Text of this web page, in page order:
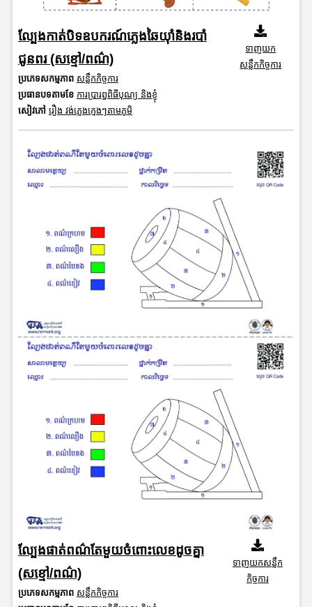
ល្បែងកាត់បិទឧបករណ៍ភ្លេងឆៃយ៉ាំនិងរបាំ
ជូនពរ (សខ្មៅ/ពណ៌)
ប្រភេទសកម្មភាព សន្លឹកកិច្ចការ
ប្រធានបទតាមខែ ការប្រារព្ធពិធីបុណ្យ និងខ្ញុំ
សៀវភៅ រឿង វង់ភ្លេងក្មេងៗតាមភូមិ
ទាញយក
សន្លឹកកិច្ចការ
ល្បែងផាត់ពណ៌តែមួយចំពោះលេខដូចគ្នា
(សខ្មៅ/ពណ៌)
ប្រភេទសកម្មភាព សន្លឹកកិច្ចការ
ទាញយកសន្លឹក
កិច្ចការ